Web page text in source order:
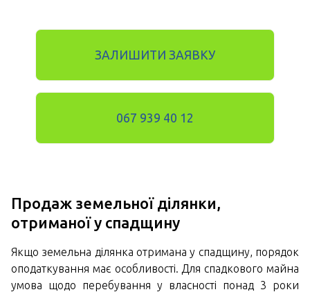
ЗАЛИШИТИ ЗАЯВКУ
067 939 40 12
Продаж земельної ділянки,
отриманої у спадщину
Якщо земельна ділянка отримана у спадщину, порядок
оподаткування має особливості. Для спадкового майна
умова щодо перебування у власності понад 3 роки